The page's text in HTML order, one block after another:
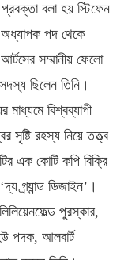
প্রবক্তা বলা হয় স্টিফেন
অধ্যাপক পদ থেকে
সম্মানীয় ফেলো
ছিলেন তিনি।
বিশ্বব্যাপী
সৃষ্টি রহস্য নিয়ে তত্ত্ব
এক কোটি কপি বিক্রি
গ্র্যান্ড ডিজাইন’।
পুরস্কার,
পদক, আলবার্ট